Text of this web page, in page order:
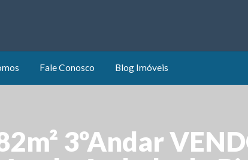
Fale Conosco Blog Imóveis
3ºAndar